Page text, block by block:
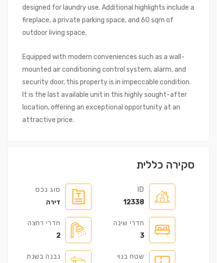
designed for laundry use. Additional highlights include a
fireplace, a private parking space, and 60 sqm of
outdoor living space.
Equipped with modern conveniences such as a wall-
mounted air conditioning control system, alarm, and
security door, this property is in impeccable condition.
It is the last available unit in this highly sought-after
location, offering an exceptional opportunity at an
attractive price.
סקירה כללית
ID
12338
סוג נכס
דירה
חדרי שינה
3
חדרי רחצה
2
שטח בנוי
נבנה בשנת